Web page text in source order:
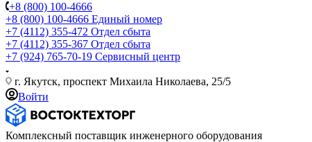
+8 (800) 100-4666
+8 (800) 100-4666 Единый номер
+7 (4112) 355-472 Отдел сбыта
+7 (4112) 355-367 Отдел сбыта
+7 (924) 765-70-19 Сервисный центр
г. Якутск, проспект Михаила Николаева, 25/5
Войти
Комплексный поставщик инженерного оборудования